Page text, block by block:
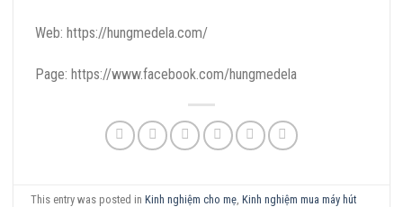
Web: https://hungmedela.com/
Page: https://www.facebook.com/hungmedela
This entry was posted inKinh nghiệm cho mẹ ,Kinh nghiệm mua máy hút